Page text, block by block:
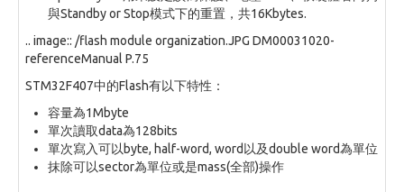
與Standby or Stop模式下的重置，共16Kbytes.
.. image:: /flash module organization.JPG DM00031020-
referenceManual P.75
STM32F407中的Flash有以下特性：
容量為1Mbyte
單次讀取data為128bits
單次寫入可以byte, half-word, word以及double word為單位
抹除可以sector為單位或是mass(全部)操作